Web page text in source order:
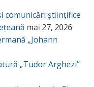
comunicări științifice
mai 27, 2026
„Johann
„Tudor Arghezi”